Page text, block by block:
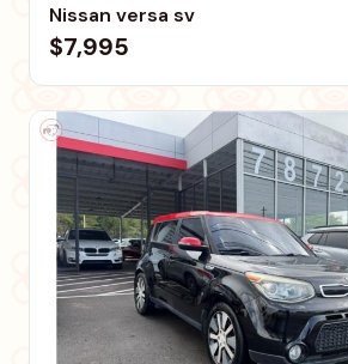
Nissan versa sv
$7,995